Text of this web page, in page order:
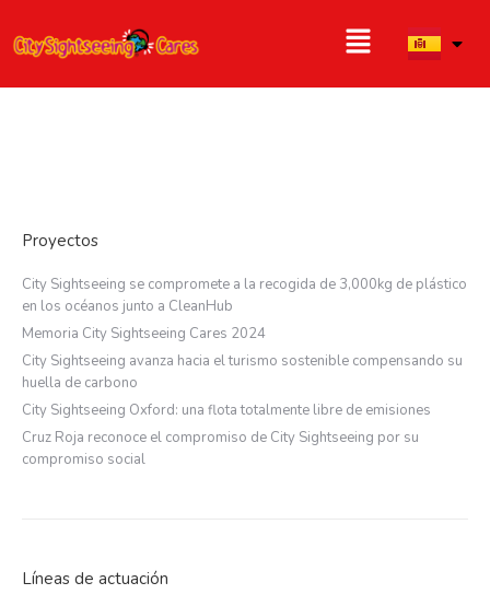
Proyectos
City Sightseeing se compromete a la recogida de 3,000kg de plástico
en los océanos junto a CleanHub
Memoria City Sightseeing Cares 2024
City Sightseeing avanza hacia el turismo sostenible compensando su
huella de carbono
City Sightseeing Oxford: una flota totalmente libre de emisiones
Cruz Roja reconoce el compromiso de City Sightseeing por su
compromiso social
Líneas de actuación